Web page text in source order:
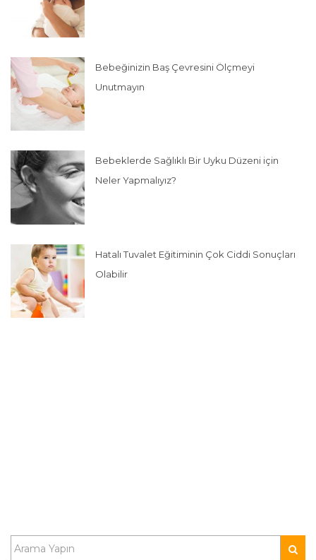
Bebeğinizin Baş Çevresini Ölçmeyi
Unutmayın
Bebeklerde Sağlıklı Bir Uyku Düzeni için
Neler Yapmalıyız?
Hatalı Tuvalet Eğitiminin Çok Ciddi Sonuçları
Olabilir